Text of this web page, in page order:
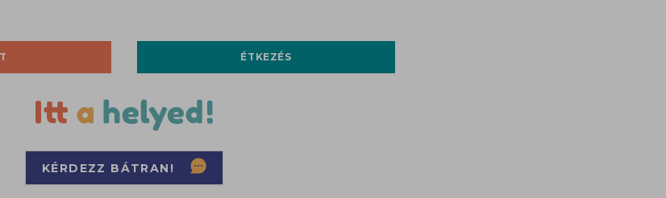
ÉTKEZÉS
KÉRDEZZ BÁTRAN!